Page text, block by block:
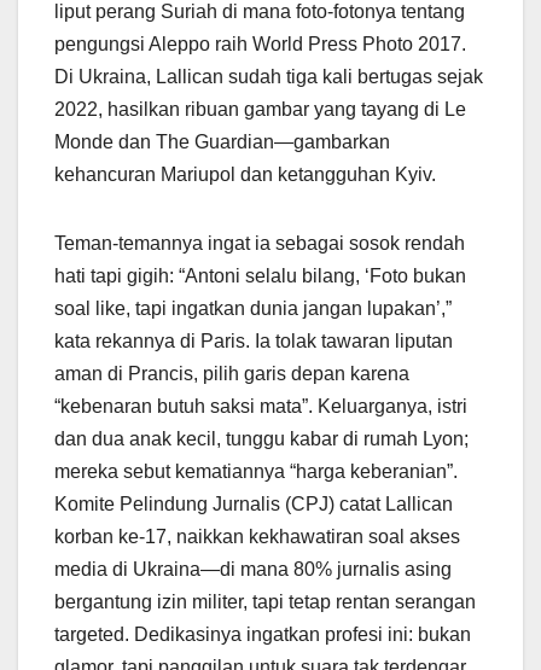
liput perang Suriah di mana foto-fotonya tentang
pengungsi Aleppo raih World Press Photo 2017.
Di Ukraina, Lallican sudah tiga kali bertugas sejak
2022, hasilkan ribuan gambar yang tayang di Le
Monde dan The Guardian—gambarkan
kehancuran Mariupol dan ketangguhan Kyiv.
Teman-temannya ingat ia sebagai sosok rendah
hati tapi gigih: “Antoni selalu bilang, ‘Foto bukan
soal like, tapi ingatkan dunia jangan lupakan’,”
kata rekannya di Paris. Ia tolak tawaran liputan
aman di Prancis, pilih garis depan karena
“kebenaran butuh saksi mata”. Keluarganya, istri
dan dua anak kecil, tunggu kabar di rumah Lyon;
mereka sebut kematiannya “harga keberanian”.
Komite Pelindung Jurnalis (CPJ) catat Lallican
korban ke-17, naikkan kekhawatiran soal akses
media di Ukraina—di mana 80% jurnalis asing
bergantung izin militer, tapi tetap rentan serangan
targeted. Dedikasinya ingatkan profesi ini: bukan